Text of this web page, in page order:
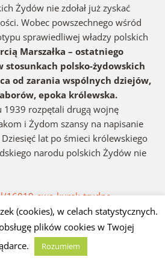
Żydów nie zdołał już zyskać
Wobec powszechnego wśród
sprawiedliwej władzy polskich
Marszałka – ostatniego
stosunkach polsko-żydowskich
od zarania wspólnych dziejów,
epoka królewska.
1939 rozpętali drugą wojnę
i Żydom szansy na napisanie
lat po śmieci królewskiego
narodu polskich Żydów nie
ewa-kurek-trudne-
ok-1000-1945-cz-xviii.html
Jerzy Wyrozumski i profesor
czy Krzysztof Ożóg.
(cookies), w celach statystycznych.
plików cookies w Twojej
Rozumiem